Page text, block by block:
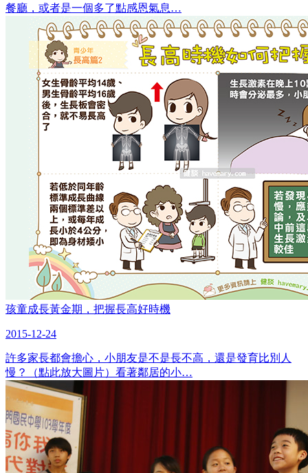
餐廳，或者是一個多了點感恩氣息…
孩童成長黃金期，把握長高好時機
2015-12-24
許多家長都會擔心，小朋友是不是長不高，還是發育比別人
慢？（點此放大圖片）看著鄰居的小…